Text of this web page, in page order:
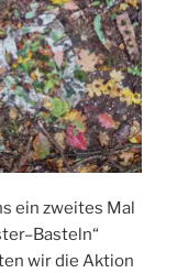
ein zweites Mal
wir die Aktion